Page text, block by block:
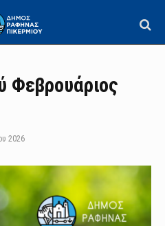
Φεβρουάριος
2026